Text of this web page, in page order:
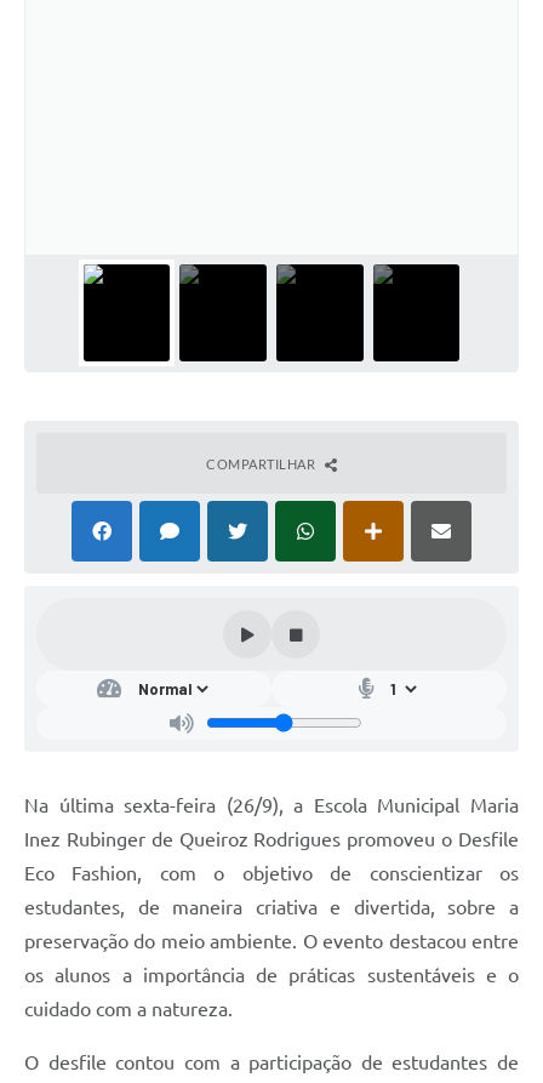
COMPARTILHAR
Na última sexta-feira (26/9), a Escola Municipal Maria
Inez Rubinger de Queiroz Rodrigues promoveu o Desfile
Eco Fashion, com o objetivo de conscientizar os
estudantes, de maneira criativa e divertida, sobre a
preservação do meio ambiente. O evento destacou entre
os alunos a importância de práticas sustentáveis e o
cuidado com a natureza.
O desfile contou com a participação de estudantes de